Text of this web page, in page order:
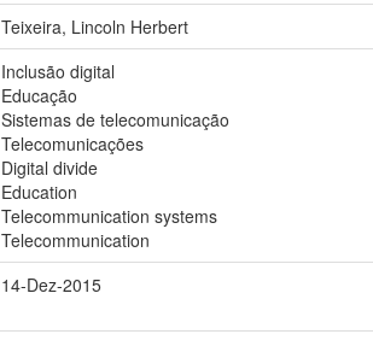
Teixeira, Lincoln Herbert
Inclusão digital
Educação
Sistemas de telecomunicação
Telecomunicações
Digital divide
Education
Telecommunication systems
Telecommunication
14-Dez-2015